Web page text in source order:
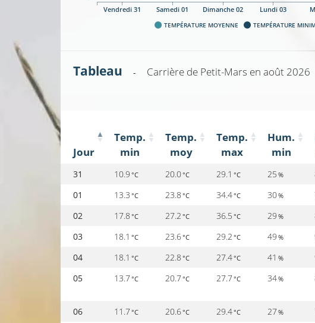
Vendredi 31 Samedi 01 Dimanche 02 Lundi 03
TEMPÉRATURE MOYENNE TEMPÉRATURE
Tableau - Carrière de Petit-Mars en août 2026
Jour
Temp.
min
Temp.
moy
Temp.
max
Hum.
min
31 10.9 °C 20.0°C 29.1 °C 25 %
01 13.3 °C 23.8 °C 34.4°C 30%
02 17.8 °C 27.2 °C 36.5 °C 29 %
03 18.1 °C 23.6°C 29.2 °C 49 %
04 18.1 °C 22.8 °C 27.4°C 41 %
05 13.7°C 20.7°C 27.7°C 34%
06 11.7°C 20.6°C 29.4°C 27%